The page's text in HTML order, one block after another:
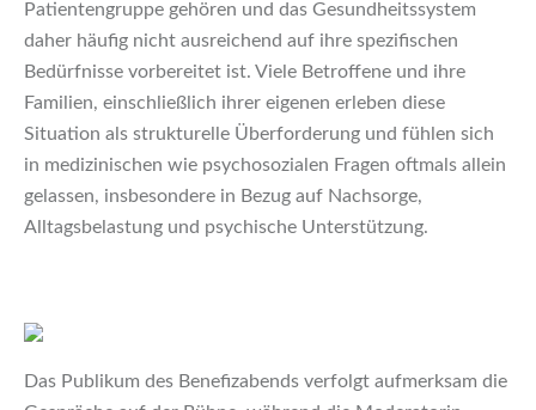
Patientengruppe gehören und das Gesundheitssystem
daher häufig nicht ausreichend auf ihre spezifischen
Bedürfnisse vorbereitet ist. Viele Betroffene und ihre
Familien, einschließlich ihrer eigenen erleben diese
Situation als strukturelle Überforderung und fühlen sich
in medizinischen wie psychosozialen Fragen oftmals allein
gelassen, insbesondere in Bezug auf Nachsorge,
Alltagsbelastung und psychische Unterstützung.
Das Publikum des Benefizabends verfolgt aufmerksam die